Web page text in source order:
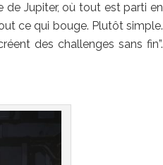
de Jupiter, où tout est parti en
ce qui bouge. Plutôt simple.
des challenges sans fin”.